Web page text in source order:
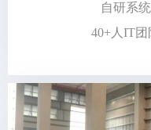
自研系
40+人IT